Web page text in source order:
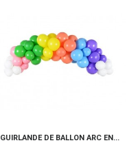
GUIRLANDE DE BALLON ARC EN...